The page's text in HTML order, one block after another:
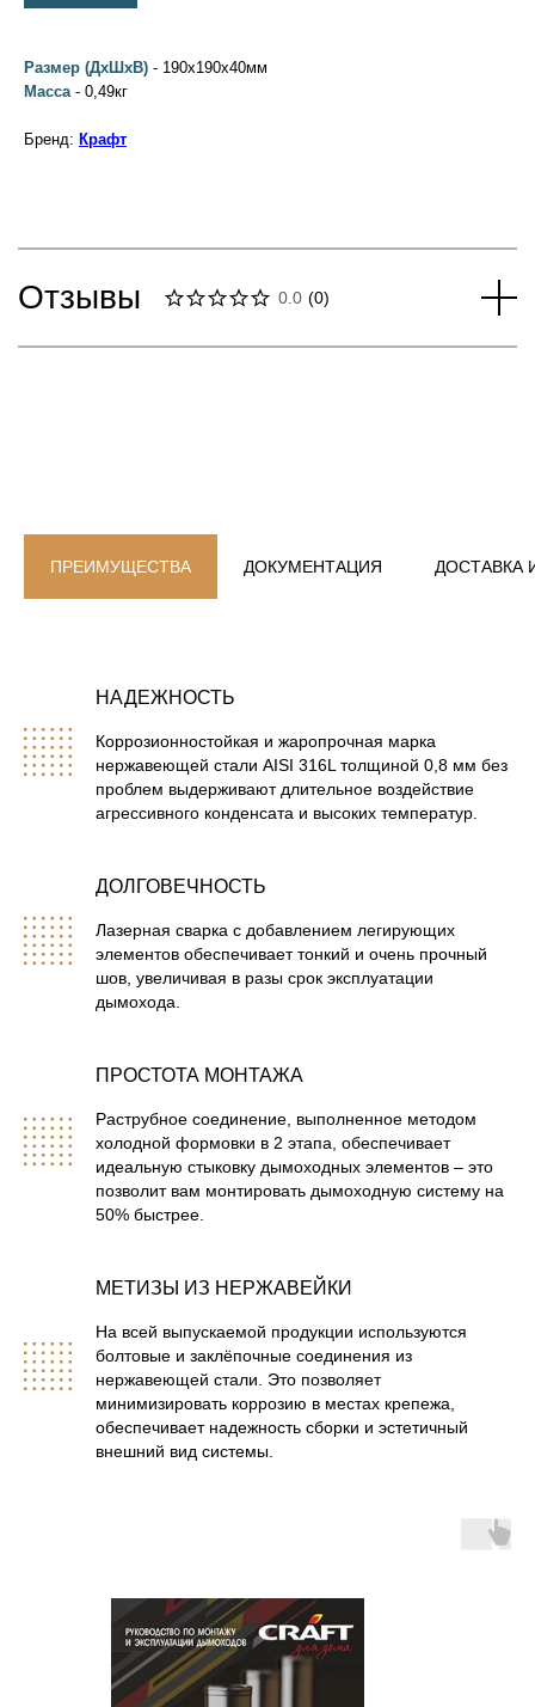
Размер (ДхШхВ) - 190x190x40мм
Масса- 0,49кг
Бренд: Крафт
Отзывы 0.0 (0)
ПРЕИМУЩЕСТВА ДОКУМЕНТАЦИЯ ДОСТАВКА
НАДЕЖНОСТЬ
Коррозионностойкая и жаропрочная марка
нержавеющей стали AISI 316L толщиной 0,8 мм без
проблем выдерживают длительное воздействие
агрессивного конденсата и высоких температур.
ДОЛГОВЕЧНОСТЬ
Лазерная сварка с добавлением легирующих
элементов обеспечивает тонкий и очень прочный
шов, увеличивая в разы срок эксплуатации
дымохода.
ПРОСТОТА МОНТАЖА
Раструбное соединение, выполненное методом
холодной формовки в 2 этапа, обеспечивает
идеальную стыковку дымоходных элементов – это
позволит вам монтировать дымоходную систему на
50% быстрее.
МЕТИЗЫ ИЗ НЕРЖАВЕЙКИ
На всей выпускаемой продукции используются
болтовые и заклёпочные соединения из
нержавеющей стали. Это позволяет
минимизировать коррозию в местах крепежа,
обеспечивает надежность сборки и эстетичный
внешний вид системы.